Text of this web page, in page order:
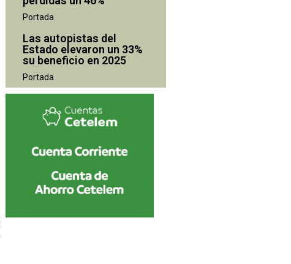
Portada
Las autopistas del
Estado elevaron un 33%
su beneficio en 2025
Portada